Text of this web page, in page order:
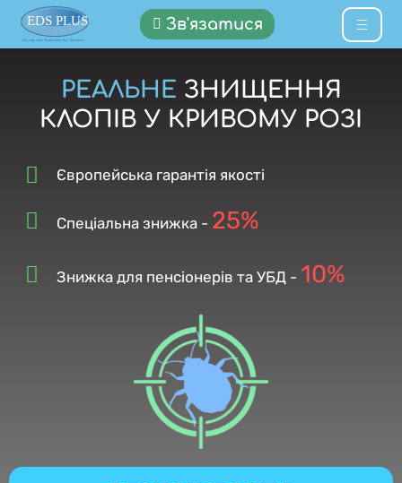
Зв'язатися
РЕАЛЬНЕ ЗНИЩЕННЯ
КЛОПІВ У КРИВОМУ РОЗІ
Європейська гарантія якості
Спеціальна знижка - 25%
Знижка для пенсіонерів та УБД - 10%